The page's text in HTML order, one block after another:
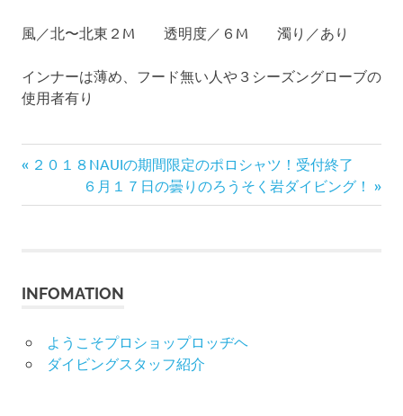
風／北〜北東２M 透明度／６M 濁り／あり
インナーは薄め、フード無い人や３シーズングローブの
使用者有り
投
稿
ビ
ー
前
記
２０１８NAUIの期間限定のポロシャツ！受付終了
次
の
６月１７日の曇りのろうそく岩ダイビング！
INFOMATION
ようこそプロショップロッヂヘ
ダイビングスタッフ紹介